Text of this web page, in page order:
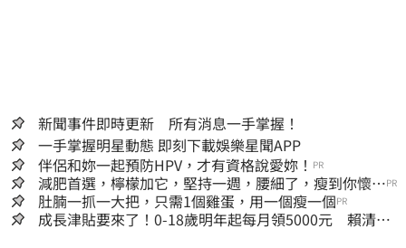
新聞事件即時更新 所有消息一手掌握！
一手掌握明星動態 即刻下載娛樂星聞APP
伴侶和妳一起預防HPV，才有資格說愛妳！ PR
減肥首選，檸檬加它，堅持一週，腰細了，瘦到你懷疑
人生
PR
肚腩一抓一大把，只需1個雞蛋，用一個瘦一個PR
成長津貼要來了！0-18歲明年起每月領5000元 賴清